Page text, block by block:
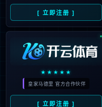
公司动态
员工风采